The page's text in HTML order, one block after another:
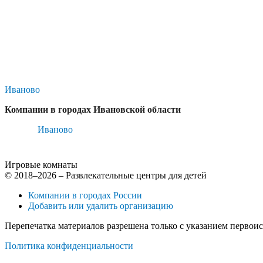
Иваново
Компании в городах Ивановской области
Иваново
Игровые комнаты
© 2018–2026 – Развлекательные центры для детей
Компании в городах России
Добавить или удалить организацию
Перепечатка материалов разрешена только с указанием
Политика конфиденциальности